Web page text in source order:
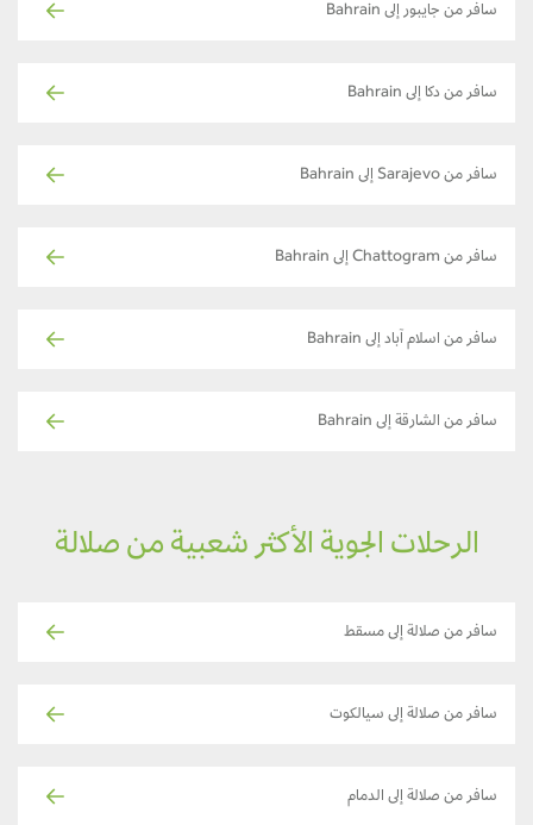
سافر من جايبور إلى Bahrain
سافر من دكا إلى Bahrain
سافر من Sarajevo إلى Bahrain
سافر من Chattogram إلى Bahrain
سافر من اسلام آباد إلى Bahrain
سافر من الشارقة إلى Bahrain
الرحلات الجوية الأكثر شعبية من صلالة
سافر من صلالة إلى مسقط
سافر من صلالة إلى سيالكوت
سافر من صلالة إلى الدمام